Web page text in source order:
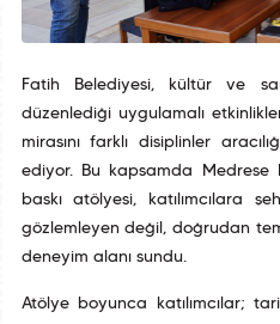
Fatih Belediyesi, kültür ve
düzenlediği uygulamalı
mirasını farklı disiplinler
ediyor. Bu kapsamda Medrese
baskı atölyesi, katılımcılara
gözlemleyen değil, doğrudan
deneyim alanı sundu.
Atölye boyunca katılımcılar;